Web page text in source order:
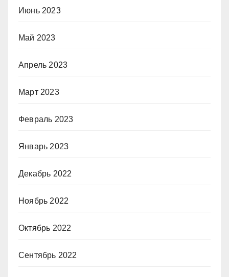
Июнь 2023
Май 2023
Апрель 2023
Март 2023
Февраль 2023
Январь 2023
Декабрь 2022
Ноябрь 2022
Октябрь 2022
Сентябрь 2022